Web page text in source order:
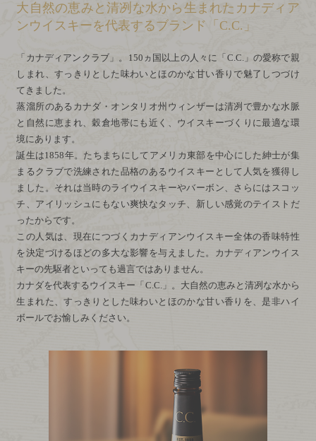
大自然の恵みと清冽な水から生まれた カナディア
ンウイスキーを代表するブランド「 C.C. 」
「カナディアンクラブ」。150ヵ国以上の人々に「 C.C. 」の愛称で親
しまれ、すっきりとした味わいとほのかな甘い香りで魅了しつづけ
てきました。
蒸溜所のあるカナダ・オンタリオ州ウィンザーは清冽で豊かな水脈
と自然に恵まれ、穀倉地帯にも近く、ウイスキーづくりに最適な環
境にあります。
誕生は1858年。たちまちにしてアメリカ東部を中心にした紳士が集
まるクラブで洗練された品格のあるウイスキーとして人気を獲得し
ました。それは当時のライウイスキーやバーボン、さらにはスコッ
チ、アイリッシュにもない爽快なタッチ、新しい感覚のテイストだ
ったからです。
この人気は、現在につづくカナディアンウイスキー全体の香味特性
を決定づけるほどの多大な影響を与えました。カナディアンウイス
キーの先駆者といっても過言ではありません。
カナダを代表するウイスキー「 C.C. 」。大自然の恵みと清冽な水から
生まれた、すっきりとした味わいとほのかな甘い香りを、是非ハイ
ボールでお愉しみください。